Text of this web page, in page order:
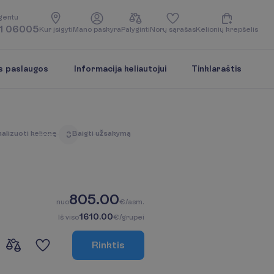
entu
06005Kur įsigytiMano paskyraPalygintiNorų sąrašasKelionių krepšelis
paslaugos Informacija keliautojui Tinklaraštis
alizuoti kelionę 3 Baigti užsakymą
nuo805.00€/asm.
Iš viso1610.00€/grupei
Rinktis